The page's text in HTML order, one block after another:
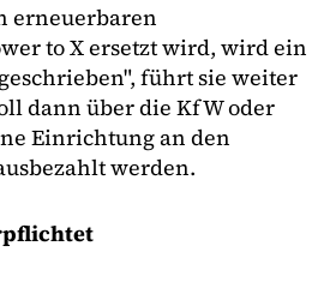
erneuerbaren
to X ersetzt wird, wird ein
führt sie weiter
dann über die KfW oder
Einrichtung an den
werden.